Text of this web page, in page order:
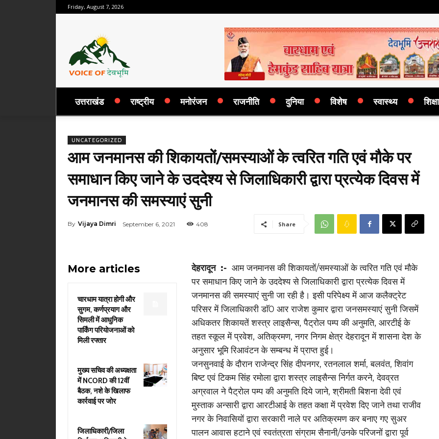
Friday, August 7, 2026
उत्तराखंड राष्ट्रीय मनोरंजन राजनीति दुनिया विशेष स्वास्थ्य शिक्षा
UNCATEGORIZED
आम जनमानस की शिकायतों/समस्याओं के त्वरित गति एवं मौके पर
समाधान किए जाने के उददेश्य से जिलाधिकारी द्वारा प्रत्येक दिवस में
जनमानस की समस्याएं सुनी
By Vijaya Dimri September 6, 2021 408 Share
More articles
चारधाम यात्रा होगी और
सुगम, कर्णप्रयाग और
सिमली में आधुनिक
पार्किंग परियोजनाओं को
मिली रफ्तार
मुख्य सचिव की अध्यक्षता
में NCORD की 12वीं
बैठक, नशे के खिलाफ
कार्रवाई पर जोर
जिलाधिकारी/जिला
देहरादून :- आम जनमानस की शिकायतों/समस्याओं के त्वरित गति एवं मौके
पर समाधान किए जाने के उददेश्य से जिलाधिकारी द्वारा प्रत्येक दिवस में
जनमानस की समस्याएं सुनी जा रही है। इसी परिपेक्ष्य में आज कलैक्ट्रेट
परिसर में जिलाधिकारी डाॅ0 आर राजेश कुमार द्वारा जनसमस्याएं सुनी जिसमें
अधिकतर शिकायतें शस्त्र लाइसैन्स, पैट्रोल पम्प की अनुमति, आरटीई के
तहत स्कूल में प्रवेश, अतिक्रमण, नगर निगम क्षेत्र देहरादून में शासना देश के
अनुसार भूमि रिआवंटन के सम्बन्ध में प्राप्त हुई।
जनसुनवाई के दौरान राजेन्द्र सिंह दीपनगर, रतनलाल शर्मा, बलवंत, शिवांग
बिष्ट एवं टिकम सिंह रमोला द्वारा शस्त्र लाइसैन्स निर्गत करने, देवव्रत
अग्रवाल ने पैट्रोल पम्प की अनुमति दिये जाने, श्रीमती बिशना देवी एवं
मुस्ताक अन्सारी द्वारा आरटीआई के तहत कक्षा में प्रवेश दिए जाने तथा राजीव
नगर के निवासियों द्वारा सरकारी नाले पर अतिक्रमण कर बनाए गए सुअर
पालन आवास हटाने एवं स्वतंत्रता संग्राम सैनानी/उनके परिजनों द्वारा पूर्व